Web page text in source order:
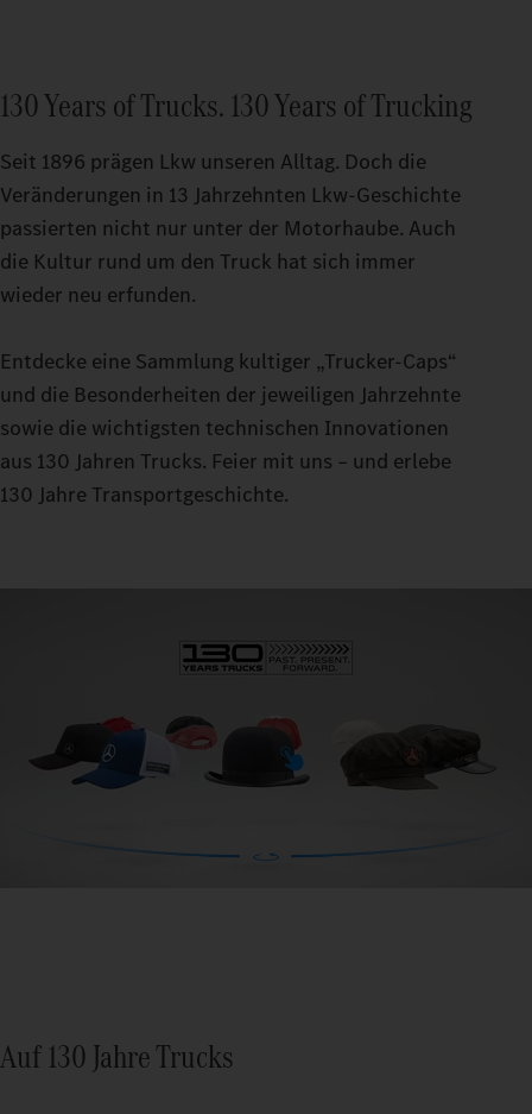
130 Years of Trucks. 130 Years of Trucking
Seit 1896 prägen Lkw unseren Alltag. Doch die
Veränderungen in 13 Jahrzehnten Lkw-Geschichte
passierten nicht nur unter der Motorhaube. Auch
die Kultur rund um den Truck hat sich immer
wieder neu erfunden.
Entdecke eine Sammlung kultiger „Trucker-Caps“
und die Besonderheiten der jeweiligen Jahrzehnte
sowie die wichtigsten technischen Innovationen
aus 130 Jahren Trucks. Feier mit uns – und erlebe
130 Jahre Transportgeschichte.
Auf 130 Jahre Trucks